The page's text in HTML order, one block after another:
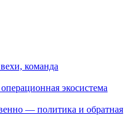
команда
экосистема
— политика и обратная